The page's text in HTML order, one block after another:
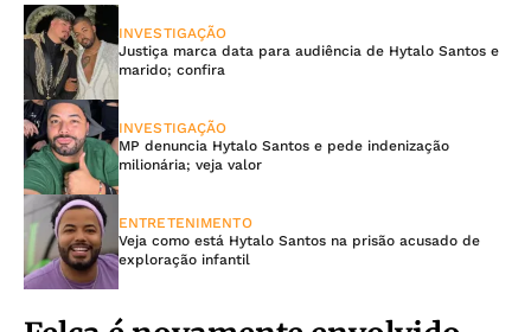
INVESTIGAÇÃO
Justiça marca data para audiência de Hytalo Santos e
marido; confira
INVESTIGAÇÃO
MP denuncia Hytalo Santos e pede indenização
milionária; veja valor
ENTRETENIMENTO
Veja como está Hytalo Santos na prisão acusado de
exploração infantil